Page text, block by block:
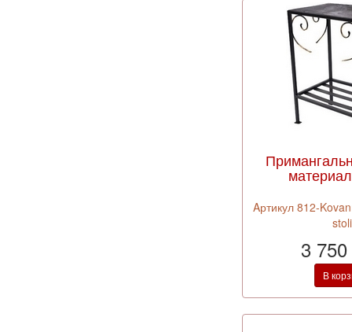
Aртикул 812-
3
В